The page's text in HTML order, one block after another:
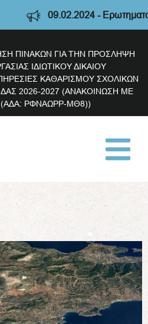
09.02.2024 -
ΠΙΝΑΚΩΝ ΓΙΑ ΤΗΝ ΠΡΟΣΛΗΨΗ
ΙΔΙΩΤΙΚΟΥ ΔΙΚΑΙΟΥ
ΚΑΘΑΡΙΣΜΟΥ ΣΧΟΛΙΚΩΝ
2026-2027 (ΑΝΑΚΟΙΝΩΣΗ ΜΕ
(ΑΔΑ: ΡΦΝΑΩΡΡ-ΜΘ8))